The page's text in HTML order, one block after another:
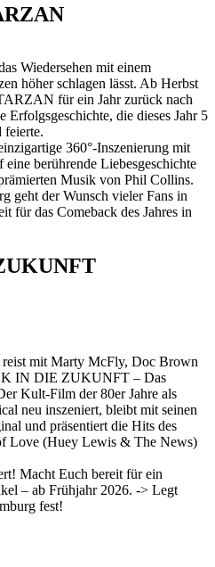
Wiedersehen mit einem
höher schlagen lässt. Ab Herbst
für ein Jahr zurück nach
die dieses Jahr 5
feierte.
360°-Inszenierung mit
berührende Liebesgeschichte
Musik von Phil Collins.
geht der Wunsch vieler Fans in
für das Comeback des Jahres in
mit Marty McFly, Doc Brown
IN DIE ZUKUNFT – Das
Kult-Film der 80er Jahre als
neu inszeniert, bleibt mit seinen
und präsentiert die Hits des
Love (Huey Lewis & The News)
Macht Euch bereit für ein
– ab Frühjahr 2026. -> Legt
fest!